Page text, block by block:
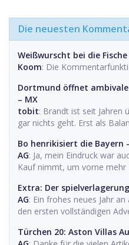
Die neuesten
Weißwurscht bei die Fische
Koom: Die
Dortmund öffnet
– MX
tobit: Brandt ist seit Jahren
gar nichts geht. Erst als
Bo henrikisiert die Bayern
AG: Ja, mein Eindruck war
Kauf nimmt, um vorne mehr
Extra: Der
AG: Ein frohes neues Jahr
den ersten vollständigen
Türchen 20: Aston Villas